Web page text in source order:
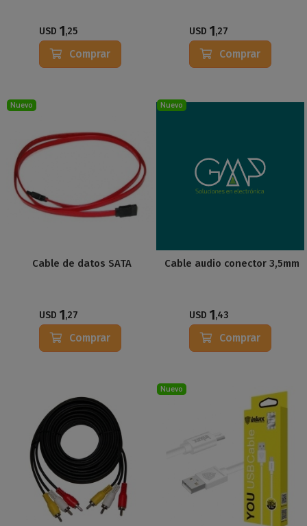
USD 1,25
Comprar
USD 1,27
Comprar
Nuevo
Cable de datos SATA
USD 1,27
Comprar
Nuevo
Cable audio conector 3,5mm
USD 1,43
Comprar
Nuevo